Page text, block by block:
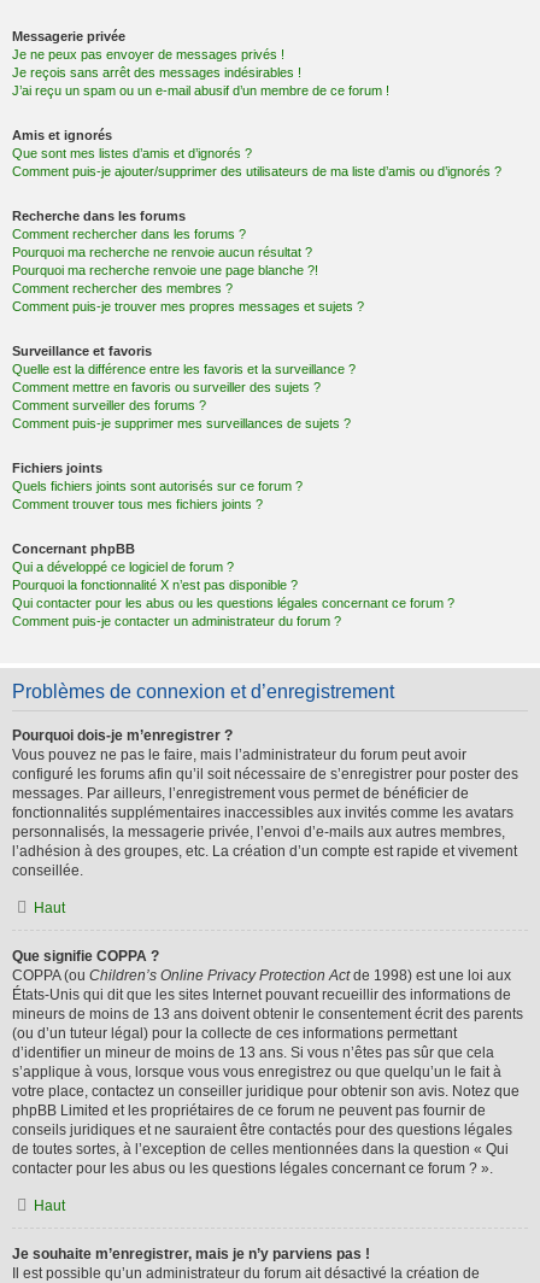
Messagerie privée
Je ne peux pas envoyer de messages privés !
Je reçois sans arrêt des messages indésirables !
J’ai reçu un spam ou un e-mail abusif d’un membre de ce forum !
Amis et ignorés
Que sont mes listes d’amis et d’ignorés ?
Comment puis-je ajouter/supprimer des utilisateurs de ma liste d’amis ou d’ignorés ?
Recherche dans les forums
Comment rechercher dans les forums ?
Pourquoi ma recherche ne renvoie aucun résultat ?
Pourquoi ma recherche renvoie une page blanche ?!
Comment rechercher des membres ?
Comment puis-je trouver mes propres messages et sujets ?
Surveillance et favoris
Quelle est la différence entre les favoris et la surveillance ?
Comment mettre en favoris ou surveiller des sujets ?
Comment surveiller des forums ?
Comment puis-je supprimer mes surveillances de sujets ?
Fichiers joints
Quels fichiers joints sont autorisés sur ce forum ?
Comment trouver tous mes fichiers joints ?
Concernant phpBB
Qui a développé ce logiciel de forum ?
Pourquoi la fonctionnalité X n’est pas disponible ?
Qui contacter pour les abus ou les questions légales concernant ce forum ?
Comment puis-je contacter un administrateur du forum ?
Problèmes de connexion et d’enregistrement
Pourquoi dois-je m’enregistrer ?
Vous pouvez ne pas le faire, mais l’administrateur du forum peut avoir
configuré les forums afin qu’il soit nécessaire de s’enregistrer pour poster des
messages. Par ailleurs, l’enregistrement vous permet de bénéficier de
fonctionnalités supplémentaires inaccessibles aux invités comme les avatars
personnalisés, la messagerie privée, l’envoi d’e-mails aux autres membres,
l’adhésion à des groupes, etc. La création d’un compte est rapide et vivement
conseillée.
Haut
Que signifie COPPA ?
COPPA (ou Children’s Online Privacy Protection Actde 1998) est une loi aux
États-Unis qui dit que les sites Internet pouvant recueillir des informations de
mineurs de moins de 13 ans doivent obtenir le consentement écrit des parents
(ou d’un tuteur légal) pour la collecte de ces informations permettant
d’identifier un mineur de moins de 13 ans. Si vous n’êtes pas sûr que cela
s’applique à vous, lorsque vous vous enregistrez ou que quelqu’un le fait à
votre place, contactez un conseiller juridique pour obtenir son avis. Notez que
phpBB Limited et les propriétaires de ce forum ne peuvent pas fournir de
conseils juridiques et ne sauraient être contactés pour des questions légales
de toutes sortes, à l’exception de celles mentionnées dans la question « Qui
contacter pour les abus ou les questions légales concernant ce forum ? ».
Haut
Je souhaite m’enregistrer, mais je n’y parviens pas !
Il est possible qu’un administrateur du forum ait désactivé la création de